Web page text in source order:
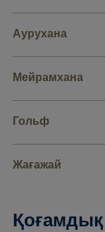
Аурухана
Мейрамхана
Гольф
Жағажай
Қоғамдық